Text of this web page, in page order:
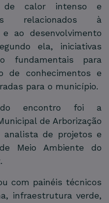
de calor intenso e
relacionados à
ao desenvolvimento
ela, iniciativas
fundamentais para
de conhecimentos e
para o município.
encontro foi a
de Arborização
analista de projetos e
Meio Ambiente do
com painéis técnicos
infraestrutura verde,